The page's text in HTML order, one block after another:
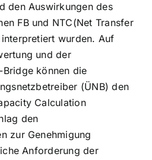
den Auswirkungen des
FB und NTC(Net Transfer
wurden. Auf
und der
können die
(ÜNB) den
Calculation
den
zur Genehmigung
Anforderung der